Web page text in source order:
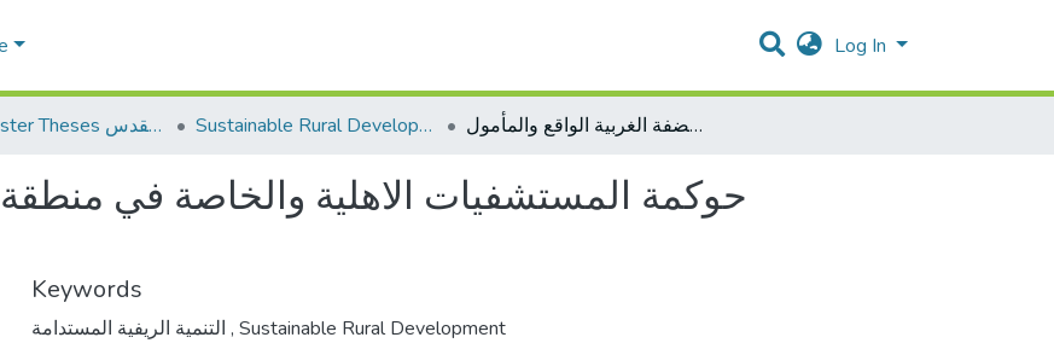
Log In
AQU Master Theses الرسائل الجامعية الخاصة بجامعة القدس Sustainable Rural Development التنمية الريفية المستدامة حوكمة المستشفيات الاهلية والخاصة في منطقة جنوب الضفة الغربية الواقع والمأمول
حوكمة المستشفيات الاهلية والخاصة في منطقة
Keywords
, Sustainable Rural Development